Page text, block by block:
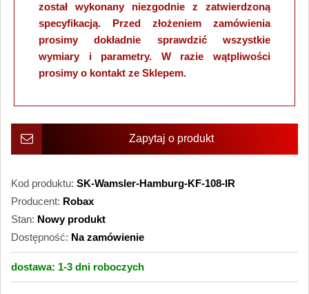
został wykonany niezgodnie z zatwierdzoną
specyfikacją. Przed złożeniem zamówienia
prosimy dokładnie sprawdzić wszystkie
wymiary i parametry. W razie wątpliwości
prosimy o kontakt ze Sklepem.
Zapytaj o produkt
Kod produktu: SK-Wamsler-Hamburg-KF-108-IR
Producent: Robax
Stan: Nowy produkt
Dostępność: Na zamówienie
dostawa: 1-3 dni roboczych